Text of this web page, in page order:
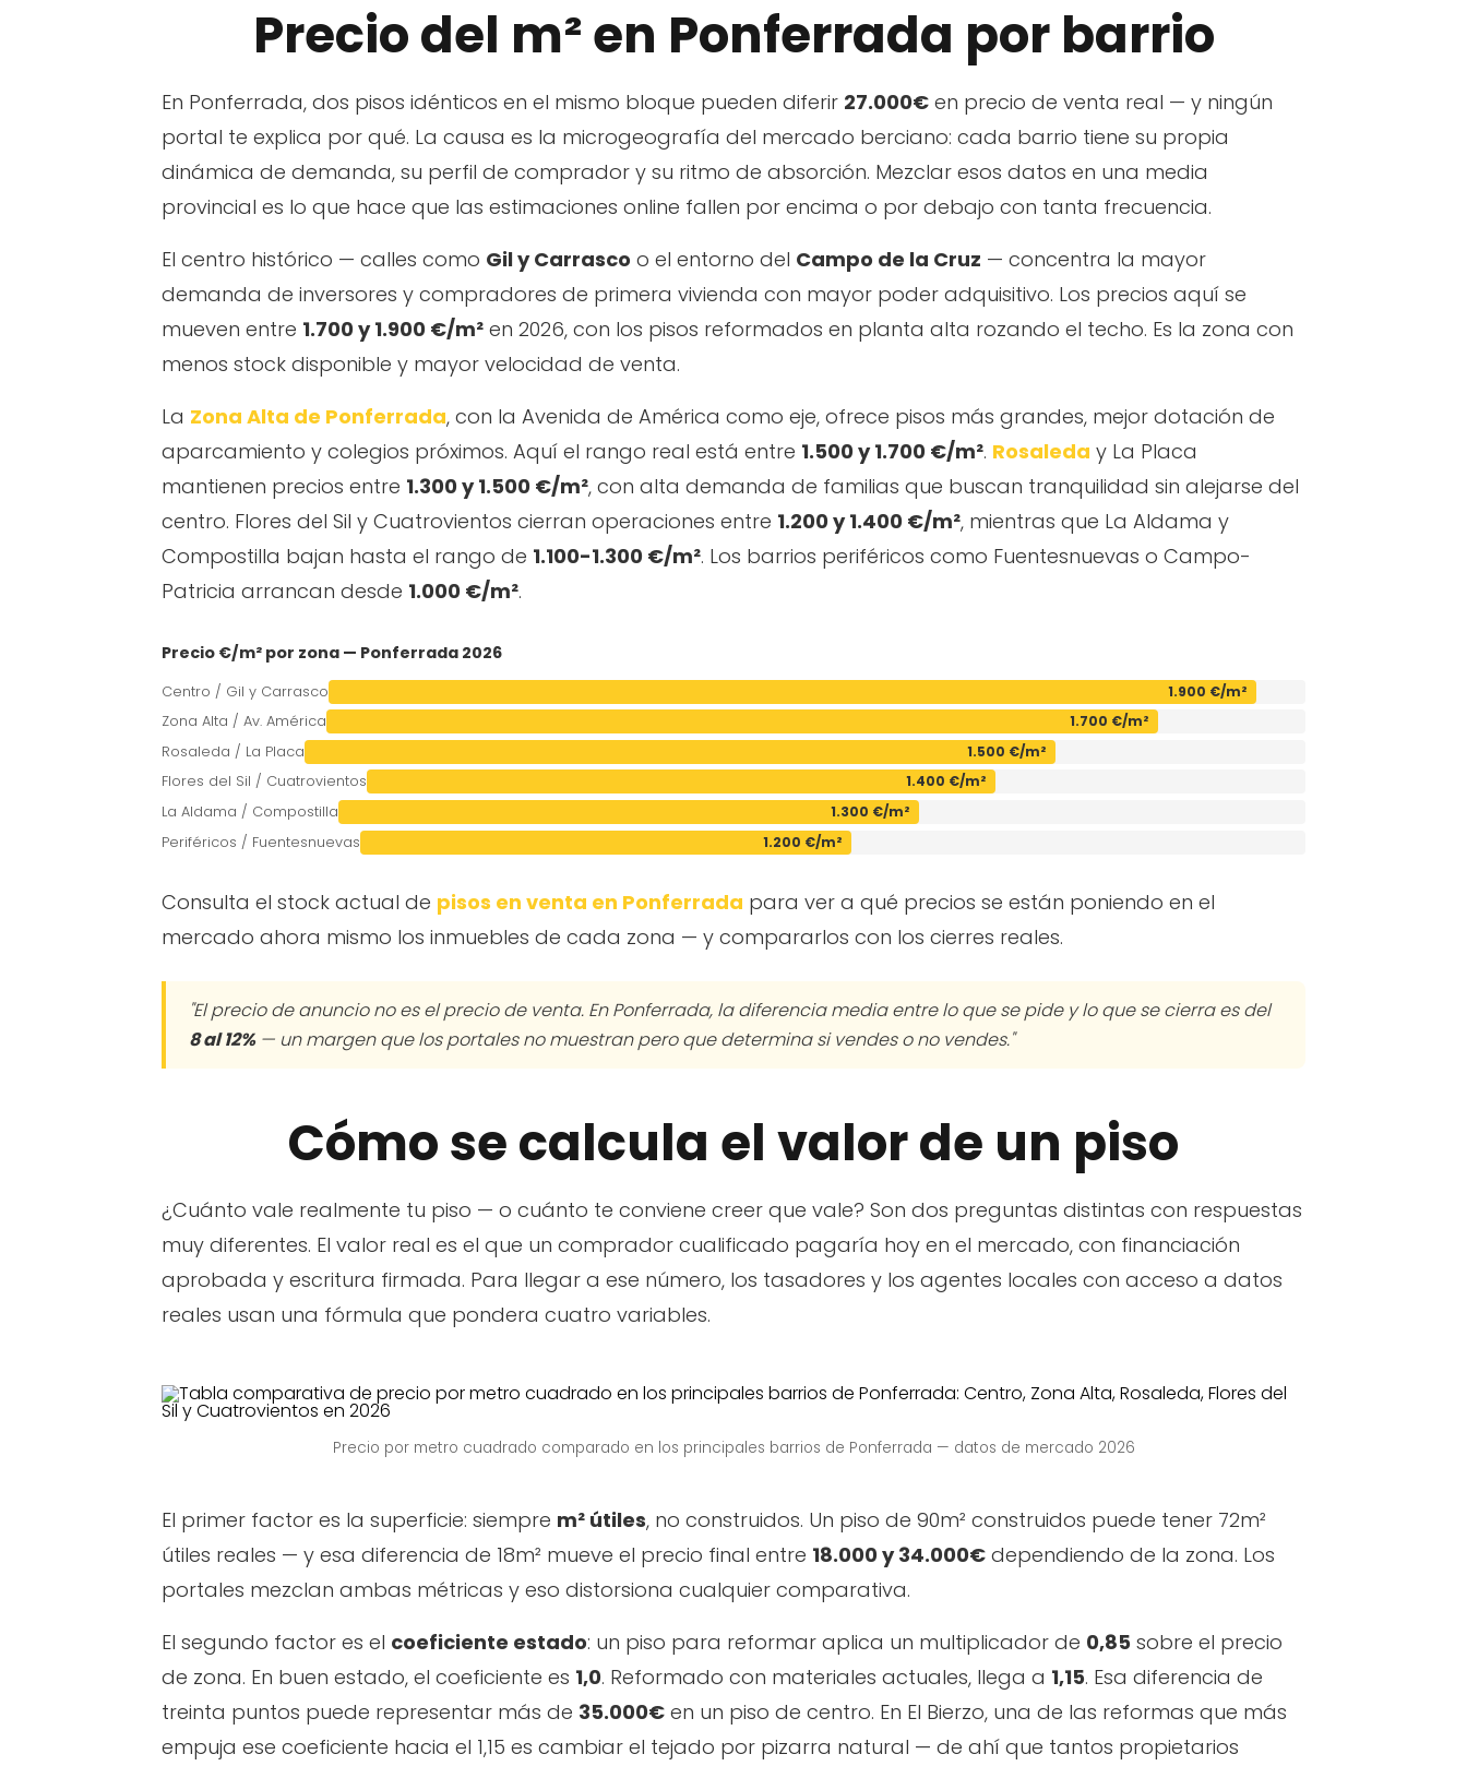
Precio del m² en Ponferrada por barrio
En Ponferrada, dos pisos idénticos en el mismo bloque pueden diferir 27.000€ en precio de venta real — y ningún
portal te explica por qué. La causa es la microgeografía del mercado berciano: cada barrio tiene su propia
dinámica de demanda, su perfil de comprador y su ritmo de absorción. Mezclar esos datos en una media
provincial es lo que hace que las estimaciones online fallen por encima o por debajo con tanta frecuencia.
El centro histórico — calles como Gil y Carrasco o el entorno del Campo de la Cruz — concentra la mayor
demanda de inversores y compradores de primera vivienda con mayor poder adquisitivo. Los precios aquí se
mueven entre 1.700 y 1.900 €/m² en 2026, con los pisos reformados en planta alta rozando el techo. Es la zona con
menos stock disponible y mayor velocidad de venta.
La Zona Alta de Ponferrada, con la Avenida de América como eje, ofrece pisos más grandes, mejor dotación de
aparcamiento y colegios próximos. Aquí el rango real está entre 1.500 y 1.700 €/m². Rosaleda y La Placa
mantienen precios entre 1.300 y 1.500 €/m², con alta demanda de familias que buscan tranquilidad sin alejarse del
centro. Flores del Sil y Cuatrovientos cierran operaciones entre 1.200 y 1.400 €/m², mientras que La Aldama y
Compostilla bajan hasta el rango de 1.100-1.300 €/m². Los barrios periféricos como Fuentesnuevas o Campo-
Patricia arrancan desde 1.000 €/m².
Precio €/m² por zona — Ponferrada 2026
Centro / Gil y Carrasco
1.900 €/m²
Zona Alta / Av. América
1.700 €/m²
Rosaleda / La Placa
1.500 €/m²
Flores del Sil / Cuatrovientos
1.400 €/m²
La Aldama / Compostilla
1.300 €/m²
Periféricos / Fuentesnuevas
1.200 €/m²
Consulta el stock actual de pisos en venta en Ponferrada para ver a qué precios se están poniendo en el
mercado ahora mismo los inmuebles de cada zona — y compararlos con los cierres reales.
"El precio de anuncio no es el precio de venta. En Ponferrada, la diferencia media entre lo que se pide y lo que se cierra es del
8 al 12%— un margen que los portales no muestran pero que determina si vendes o no vendes."
Cómo se calcula el valor de un piso
¿Cuánto vale realmente tu piso — o cuánto te conviene creer que vale? Son dos preguntas distintas con respuestas
muy diferentes. El valor real es el que un comprador cualificado pagaría hoy en el mercado, con financiación
aprobada y escritura firmada. Para llegar a ese número, los tasadores y los agentes locales con acceso a datos
reales usan una fórmula que pondera cuatro variables.
Precio por metro cuadrado comparado en los principales barrios de Ponferrada — datos de mercado 2026
El primer factor es la superficie: siempre m² útiles, no construidos. Un piso de 90m² construidos puede tener 72m²
útiles reales — y esa diferencia de 18m² mueve el precio final entre 18.000 y 34.000€ dependiendo de la zona. Los
portales mezclan ambas métricas y eso distorsiona cualquier comparativa.
El segundo factor es el coeficiente estado: un piso para reformar aplica un multiplicador de 0,85 sobre el precio
de zona. En buen estado, el coeficiente es 1,0. Reformado con materiales actuales, llega a 1,15. Esa diferencia de
treinta puntos puede representar más de 35.000€ en un piso de centro. En El Bierzo, una de las reformas que más
empuja ese coeficiente hacia el 1,15 es cambiar el tejado por pizarra natural — de ahí que tantos propietarios